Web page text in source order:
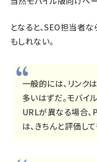
となると、SEO担当者
もしれない。
一般的には、リンク
多いはずだ。モバイ
URLが異なる場合、
は、きちんと評価し